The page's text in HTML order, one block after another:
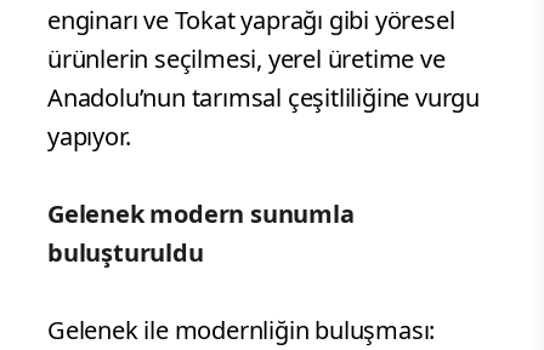
enginarı ve Tokat yaprağı gibi yöresel
ürünlerin seçilmesi, yerel üretime ve
Anadolu’nun tarımsal çeşitliliğine vurgu
yapıyor.
Gelenek modern sunumla
buluşturuldu
Gelenek ile modernliğin buluşması: